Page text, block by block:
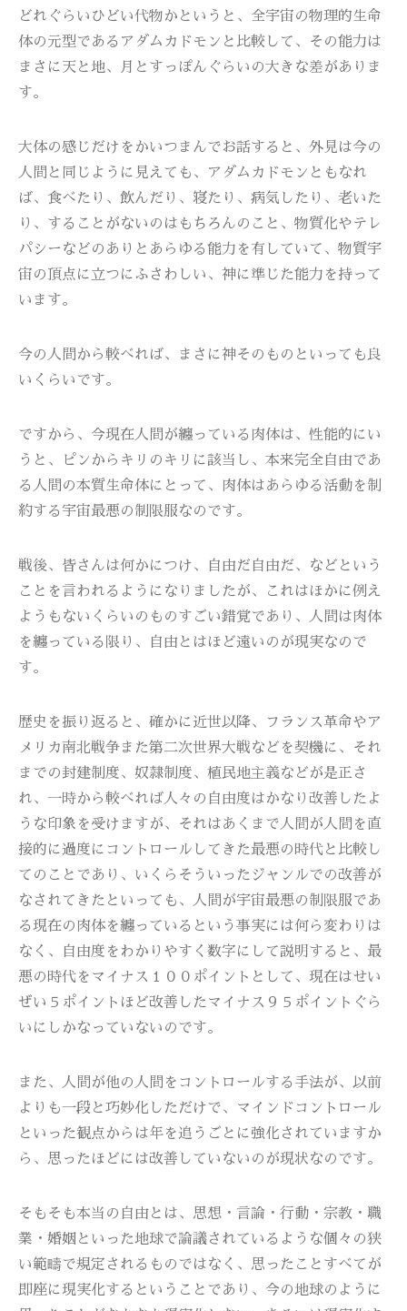
どれぐらいひどい代物かというと、全宇宙の物理的生命
体の元型であるアダムカドモンと比較して、その能力は
まさに天と地、月とすっぽんぐらいの大きな差がありま
す。
大体の感じだけをかいつまんでお話すると、外見は今の
人間と同じように見えても、アダムカドモンともなれ
ば、食べたり、飲んだり、寝たり、病気したり、老いた
り、することがないのはもちろんのこと、物質化やテレ
パシーなどのありとあらゆる能力を有していて、物質宇
宙の頂点に立つにふさわしい、神に準じた能力を持って
います。
今の人間から較べれば、まさに神そのものといっても良
いくらいです。
ですから、今現在人間が纏っている肉体は、性能的にい
うと、ピンからキリのキリに該当し、本来完全自由であ
る人間の本質生命体にとって、肉体はあらゆる活動を制
約する宇宙最悪の制限服なのです。
戦後、皆さんは何かにつけ、自由だ自由だ、などという
ことを言われるようになりましたが、これはほかに例え
ようもないくらいのものすごい錯覚であり、人間は肉体
を纏っている限り、自由とはほど遠いのが現実なので
す。
歴史を振り返ると、確かに近世以降、フランス革命やア
メリカ南北戦争また第二次世界大戦などを契機に、それ
までの封建制度、奴隷制度、植民地主義などが是正さ
れ、一時から較べれば人々の自由度はかなり改善したよ
うな印象を受けますが、それはあくまで人間が人間を直
接的に過度にコントロールしてきた最悪の時代と比較し
てのことであり、いくらそういったジャンルでの改善が
なされてきたといっても、人間が宇宙最悪の制限服であ
る現在の肉体を纏っているという事実には何ら変わりは
なく、自由度をわかりやすく数字にして説明すると、最
悪の時代をマイナス１００ポイントとして、現在はせい
ぜい５ポイントほど改善したマイナス９５ポイントぐら
いにしかなっていないのです。
また、人間が他の人間をコントロールする手法が、以前
よりも一段と巧妙化しただけで、マインドコントロール
といった観点からは年を追うごとに強化されていますか
ら、思ったほどには改善していないのが現状なのです。
そもそも本当の自由とは、思想・言論・行動・宗教・職
業・婚姻といった地球で論議されているような個々の狭
い範疇で規定されるものではなく、思ったことすべてが
即座に現実化するということであり、今の地球のように